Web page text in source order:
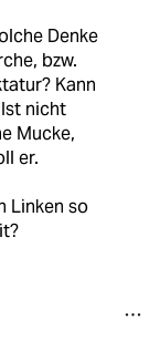
Denke
bzw.
Kann
nicht
Mucke,
er.
Linken so